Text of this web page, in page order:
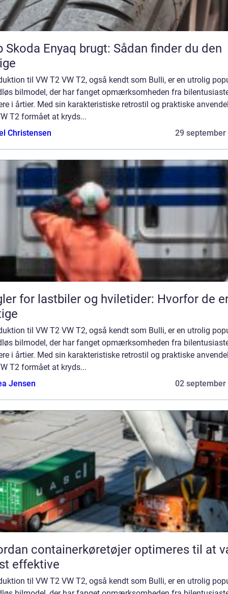
Skoda Enyaq brugt: Sådan finder du den
til VW T2 VW T2, også kendt som Bulli, er en utrolig
bilmodel, der har fanget opmærksomheden fra
i årtier. Med sin karakteristiske retrostil og praktiske
T2 formået at kryds...
Christensen
29 september
for lastbiler og hviletider: Hvorfor de
til VW T2 VW T2, også kendt som Bulli, er en utrolig
bilmodel, der har fanget opmærksomheden fra
i årtier. Med sin karakteristiske retrostil og praktiske
T2 formået at kryds...
Jensen
02 september
containerkøretøjer optimeres til at
effektive
til VW T2 VW T2, også kendt som Bulli, er en utrolig